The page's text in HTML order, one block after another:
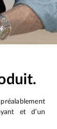
et d’un